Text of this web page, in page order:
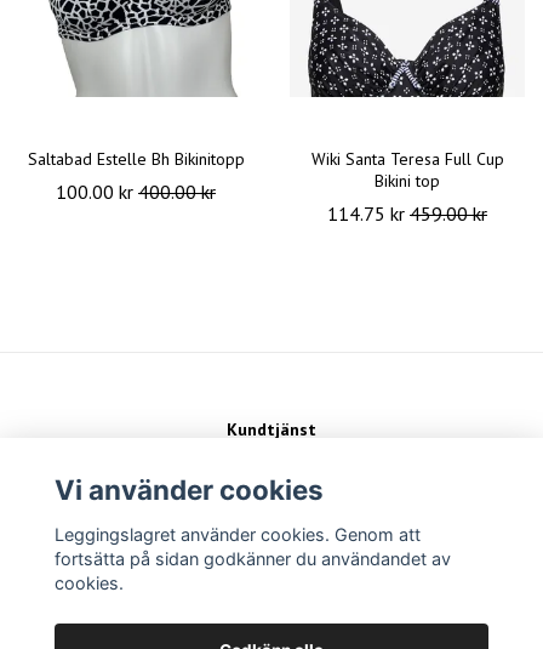
Saltabad Estelle Bh Bikinitopp
100.00 kr 400.00 kr
Wiki Santa Teresa Full Cup
Bikini top
114.75 kr 459.00 kr
Kundtjänst
Köpvillkor
Sociala medier
Vi använder cookies
Leggingslagret använder cookies. Genom att
fortsätta på sidan godkänner du användandet av
cookies.